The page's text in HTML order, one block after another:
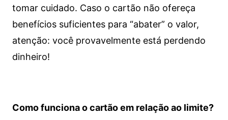
tomar cuidado. Caso o cartão não ofereça
benefícios suficientes para “abater” o valor,
atenção: você provavelmente está perdendo
dinheiro!
Como funciona o cartão em relação ao limite?